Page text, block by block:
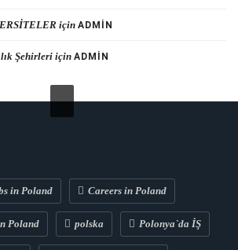
için ADMIN
Şehirleri için ADMIN
in Poland Careers in Poland
Poland polska Polonya`da İŞ